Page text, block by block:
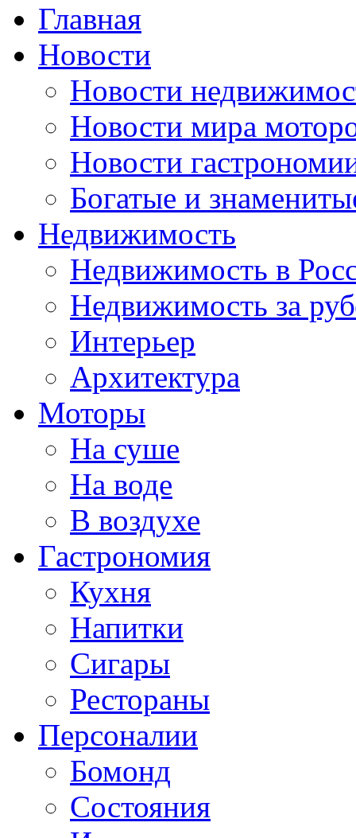
Главная
Новости
Новости
Новости мира
Новости
Богатые и
Недвижимость
Недвижимость в
Недвижимость за
Интерьер
Архитектура
Моторы
На суше
На воде
В воздухе
Гастрономия
Кухня
Напитки
Сигары
Рестораны
Персоналии
Бомонд
Состояния